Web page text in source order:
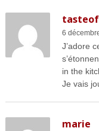
6
J’adore
in the
Je vais
marie